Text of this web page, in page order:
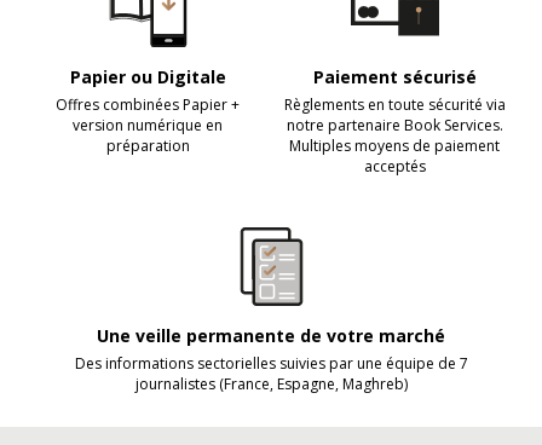
Papier ou Digitale
Offres combinées Papier +
version numérique en
préparation
Paiement sécurisé
Règlements en toute sécurité via
notre partenaire Book Services.
Multiples moyens de paiement
acceptés
Une veille permanente de votre marché
Des informations sectorielles suivies par une équipe de 7
journalistes (France, Espagne, Maghreb)